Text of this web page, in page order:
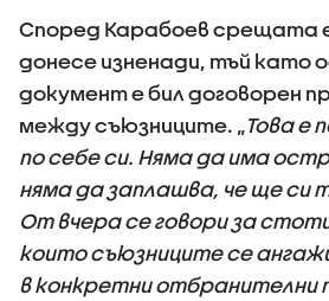
Според Карабоев срещата
донесе изненади, тъй като
документ е бил договорен
между съюзниците. „Това е
по себе си. Няма да има
няма да заплашва, че ще си
От вчера се говори за
които съюзниците се
в конкретни отбранителни